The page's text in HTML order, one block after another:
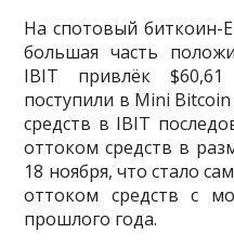
На спотовый биткоин-
большая часть
IBIT привлёк
поступили в Mini
средств в IBIT
оттоком средств в
18 ноября, что стало
оттоком средств с
прошлого года.